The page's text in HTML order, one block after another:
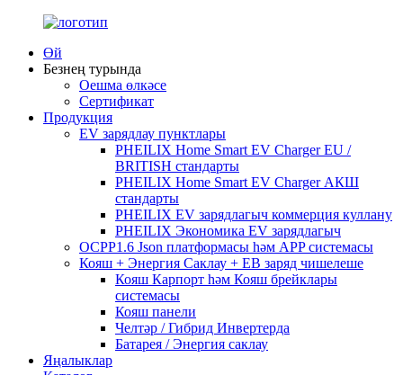
Өй
Безнең турында
Оешма өлкәсе
Сертификат
Продукция
EV зарядлау пунктлары
PHEILIX Home Smart EV Charger EU /
BRITISH стандарты
PHEILIX Home Smart EV Charger АКШ
стандарты
PHEILIX EV зарядлагыч коммерция куллану
PHEILIX Экономика EV зарядлагыч
OCPP1.6 Json платформасы һәм APP системасы
Кояш + Энергия Саклау + ЕВ заряд чишелеше
Кояш Карпорт һәм Кояш брейклары
системасы
Кояш панели
Челтәр / Гибрид Инвертерда
Батарея / Энергия саклау
Яңалыклар